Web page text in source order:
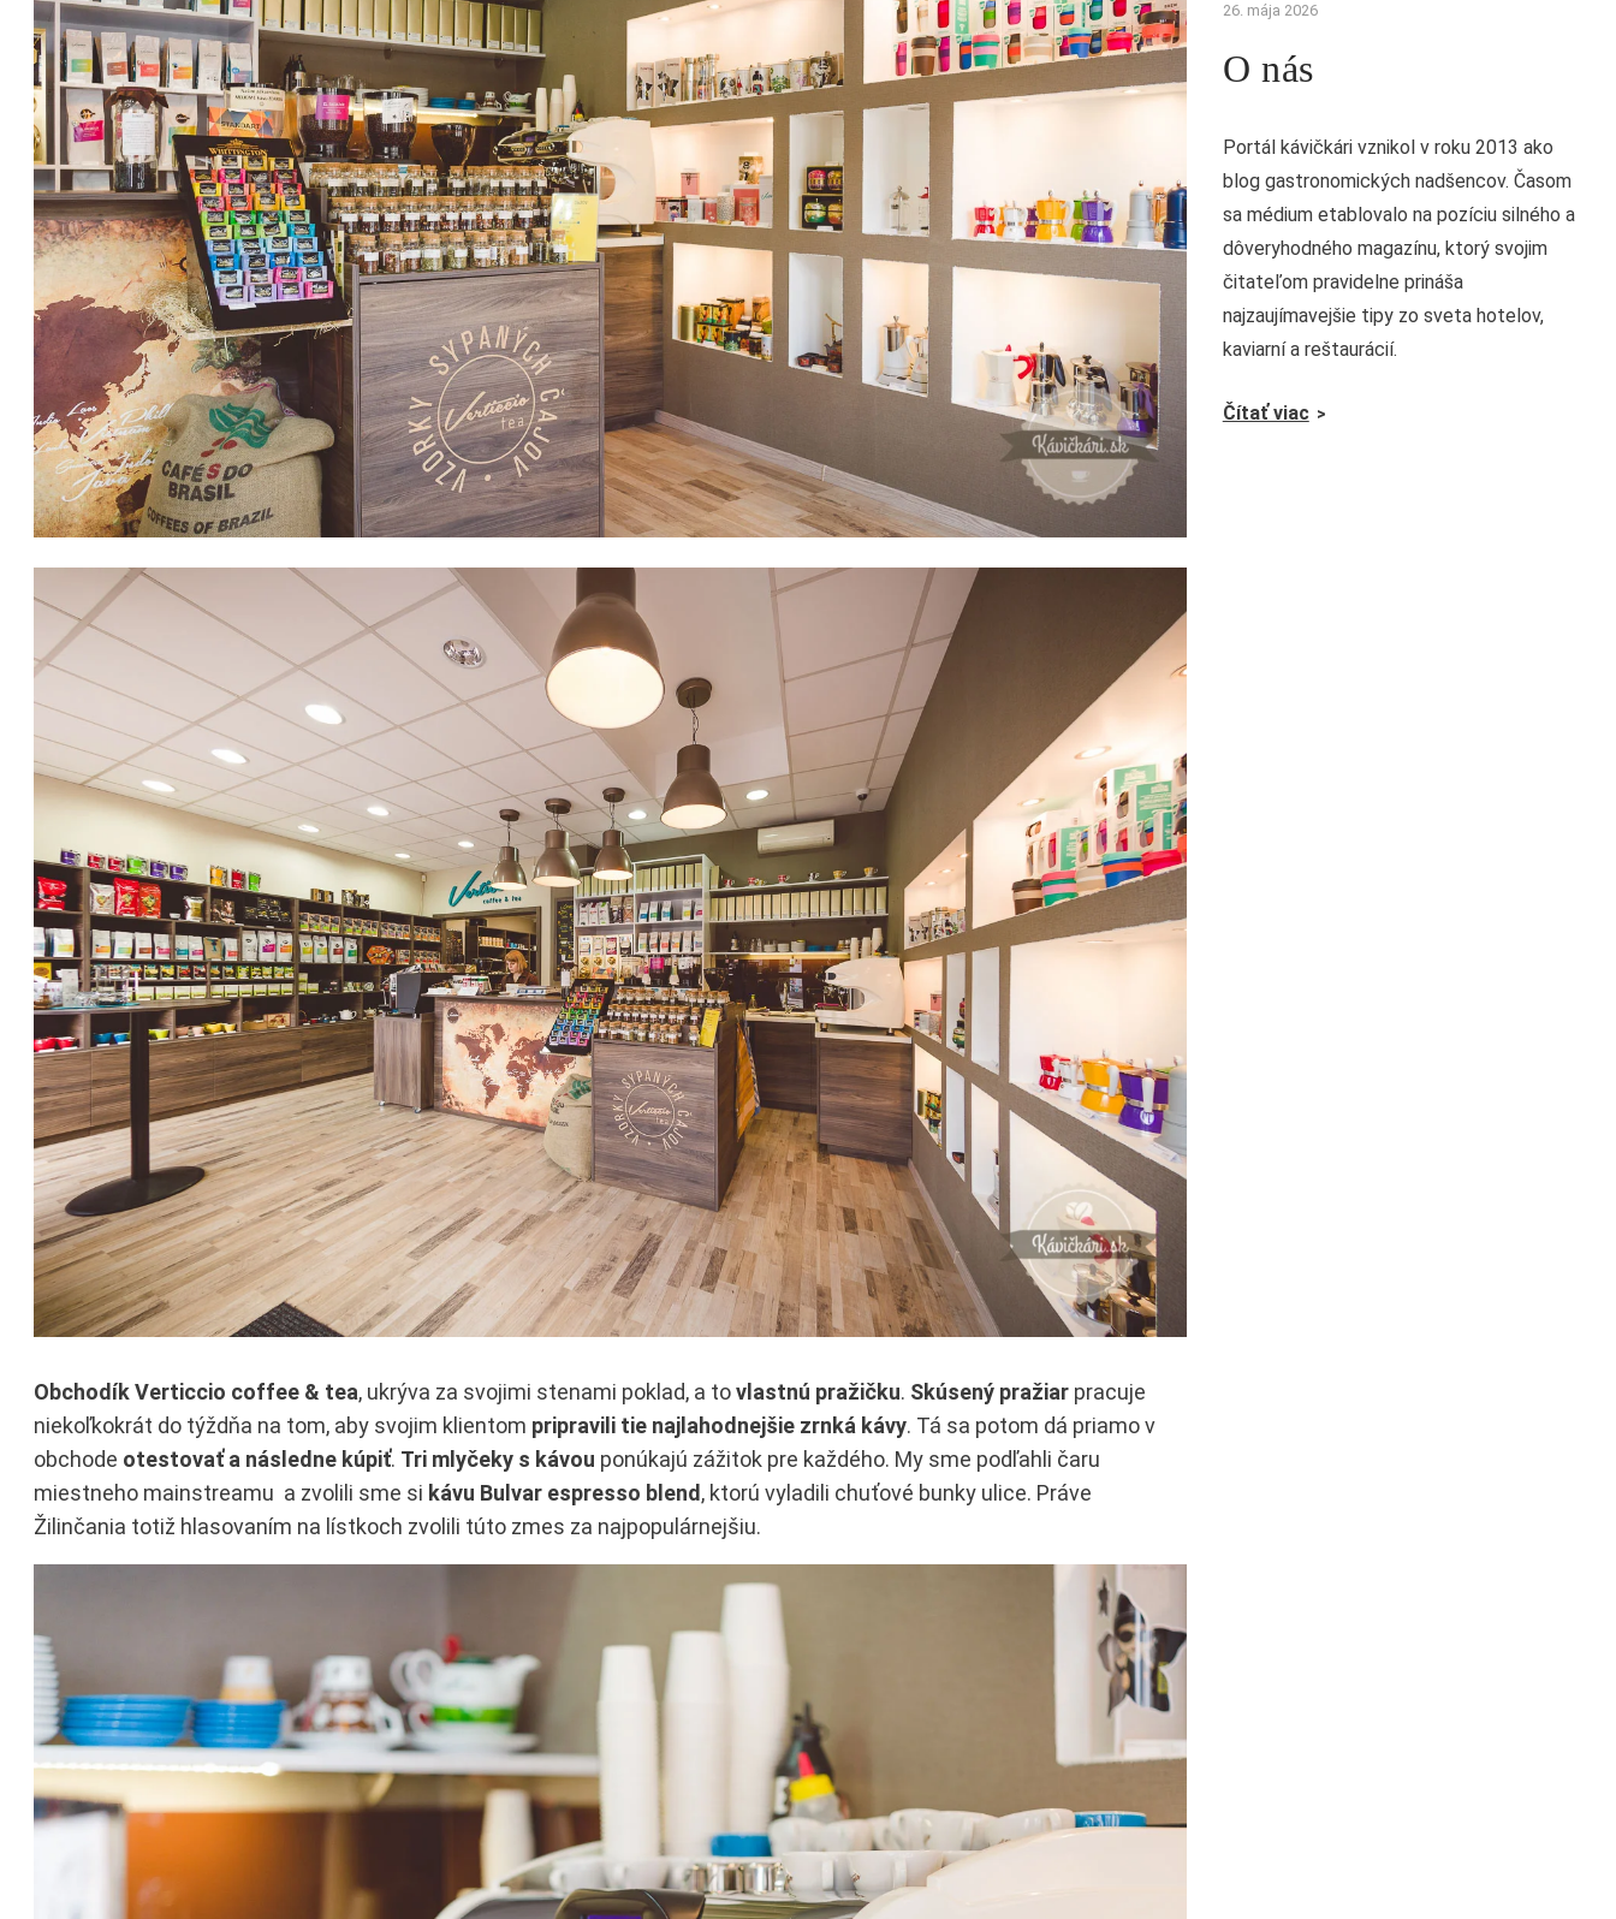
Obchodík Verticcio coffee & tea, ukrýva za svojimi stenami poklad, a tovlastnú pražičku. Skúsený pražiarpracuje
niekoľkokrát do týždňa na tom, aby svojim klientom pripravili tie najlahodnejšie zrnká kávy. Tá sa potom dá priamo v
obchode otestovať a následne kúpiť. Tri mlyčeky s kávou ponúkajú zážitok pre každého. My sme podľahli čaru
miestneho mainstreamu a zvolili sme si kávu Bulvar espresso blend, ktorú vyladili chuťové bunky ulice. Práve
Žilinčania totiž hlasovaním na lístkoch zvolili túto zmes za najpopulárnejšiu.
26. mája 2026
O nás
Portál kávičkári vznikol v roku 2013 ako
blog gastronomických nadšencov. Časom
sa médium etablovalo na pozíciu silného a
dôveryhodného magazínu, ktorý svojim
čitateľom pravidelne prináša
najzaujímavejšie tipy zo sveta hotelov,
kaviarní a reštaurácií.
Čítať viac